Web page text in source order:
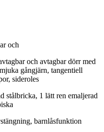
och
och avtagbar dörr med
gångjärn, tangentiell
sideroles
stålbricka, 1 lätt ren emaljerad
barnlåsfunktion